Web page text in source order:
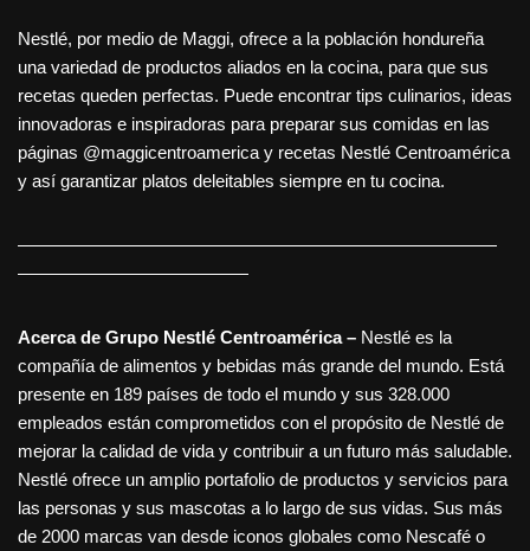
Nestlé, por medio de Maggi, ofrece a la población hondureña
una variedad de productos aliados en la cocina, para que sus
recetas queden perfectas. Puede encontrar tips culinarios, ideas
innovadoras e inspiradoras para preparar sus comidas en las
páginas @maggicentroamerica y recetas Nestlé Centroamérica
y así garantizar platos deleitables siempre en tu cocina.
———————————————————————————
—————————————
Acerca de Grupo Nestlé Centroamérica – Nestlé es la
compañía de alimentos y bebidas más grande del mundo. Está
presente en 189 países de todo el mundo y sus 328.000
empleados están comprometidos con el propósito de Nestlé de
mejorar la calidad de vida y contribuir a un futuro más saludable.
Nestlé ofrece un amplio portafolio de productos y servicios para
las personas y sus mascotas a lo largo de sus vidas. Sus más
de 2000 marcas van desde iconos globales como Nescafé o